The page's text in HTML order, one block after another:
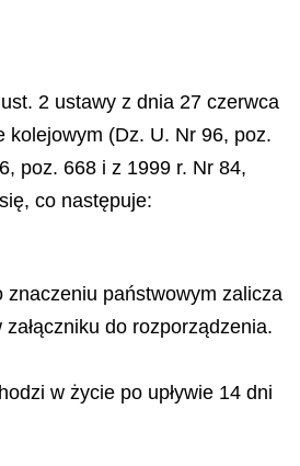
2 ustawy z dnia 27 czerwca
kolejowym (Dz. U. Nr 96, poz.
poz. 668 i z 1999 r. Nr 84,
co następuje:
znaczeniu państwowym zalicza
do rozporządzenia.
w życie po upływie 14 dni